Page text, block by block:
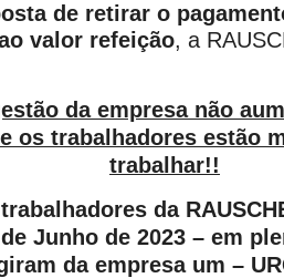
de retirar o
valor refeição, a
da empresa não
os trabalhadores estão
trabalhar!!
da
Junho de 2023 – em
da empresa um –